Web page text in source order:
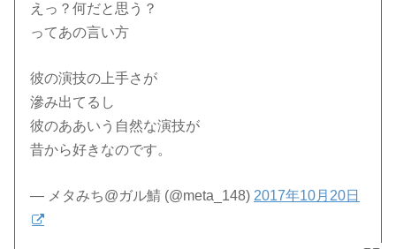
えっ？何だと思う？
ってあの言い方
彼の演技の上手さが
滲み出てるし
彼のああいう自然な演技が
昔から好きなのです。
— メタみち@ガル鯖 (@meta_148)2017年10月20日